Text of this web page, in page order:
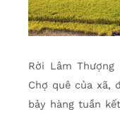
Rời Lâm
Chợ quê của xã,
bảy hàng tuần